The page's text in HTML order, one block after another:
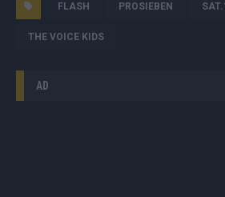
FLASH PROSIEBEN SAT.1
THE VOICE KIDS
AD